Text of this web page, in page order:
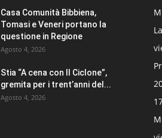
Casa Comunità Bibbiena,
Tomasi e Veneri portano la
questione in Regione
Agosto 4, 2026
Stia “A cena con Il Ciclone”,
gremita per i trent’anni del...
Agosto 4, 2026